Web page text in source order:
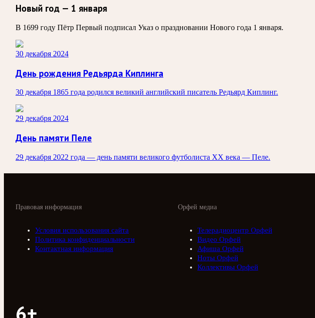
Новый год — 1 января
В 1699 году Пётр Первый подписал Указ о праздновании Нового года 1 января.
30 декабря 2024
День рождения Редьярда Киплинга
30 декабря 1865 года родился великий английский писатель Редьярд Киплинг.
29 декабря 2024
День памяти Пеле
29 декабря 2022 года — день памяти великого футболиста ХХ века — Пеле.
Орфей медиа
Телерадиоцентр Орфей
Видео Орфей
Афиша Орфей
Ноты Орфей
Коллективы Орфей
Правовая информация
Условия использования сайта
Политика конфиденциальности
Контактная информация